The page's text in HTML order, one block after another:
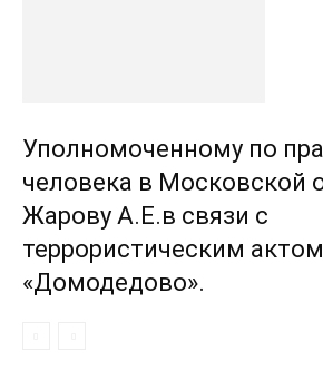
Уполномоченному по
человека в Московской
Жарову А.Е.в связи с
террористическим
«Домодедово».